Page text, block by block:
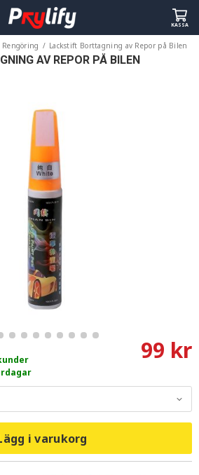
KASSA
Rengöring / Lackstift Borttagning av Repor på Bilen
AV REPOR PÅ BILEN
99 kr
i varukorg